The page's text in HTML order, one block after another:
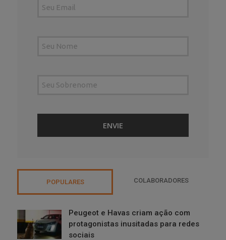
POPULARES COLABORADORES
Peugeot e Havas criam ação com
protagonistas inusitadas para redes
sociais